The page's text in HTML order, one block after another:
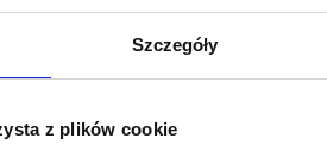
Szczegóły
z plików cookie
potrzebujesz konsultacji
naszej porady prawnej!